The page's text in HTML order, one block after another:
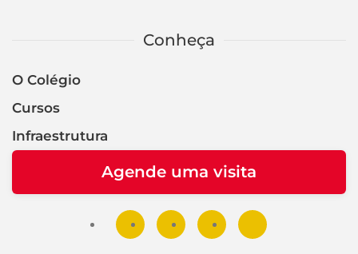
Conheça
O Colégio
Cursos
Infraestrutura
Agende uma visita